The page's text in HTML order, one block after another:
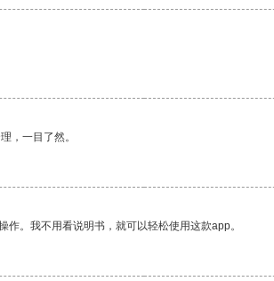
，一目了然。
。我不用看说明书，就可以轻松使用这款app。